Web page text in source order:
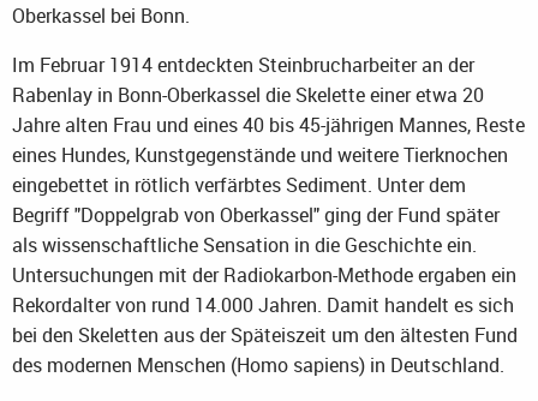
Oberkassel bei Bonn.
Im Februar 1914 entdeckten Steinbrucharbeiter an der
Rabenlay in Bonn-Oberkassel die Skelette einer etwa 20
Jahre alten Frau und eines 40 bis 45-jährigen Mannes, Reste
eines Hundes, Kunstgegenstände und weitere Tierknochen
eingebettet in rötlich verfärbtes Sediment. Unter dem
Begriff "Doppelgrab von Oberkassel" ging der Fund später
als wissenschaftliche Sensation in die Geschichte ein.
Untersuchungen mit der Radiokarbon-Methode ergaben ein
Rekordalter von rund 14.000 Jahren. Damit handelt es sich
bei den Skeletten aus der Späteiszeit um den ältesten Fund
des modernen Menschen (Homo sapiens) in Deutschland.